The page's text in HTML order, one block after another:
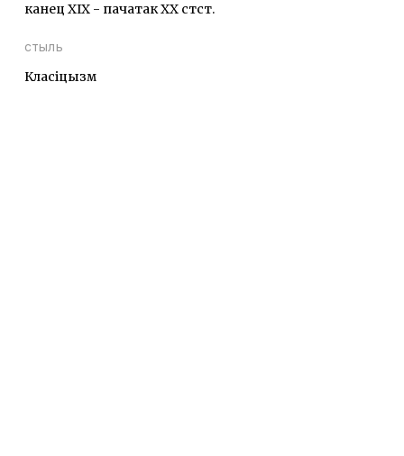
канец ХІХ - пачатак ХХ стст.
стыль
Класіцызм